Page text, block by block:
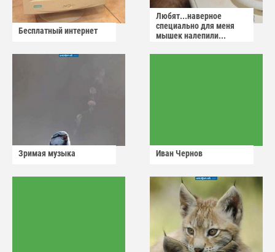
Бесплатный интернет
Любят...наверное
специально для меня
мышек налепили...
Зримая музыка Иван Чернов